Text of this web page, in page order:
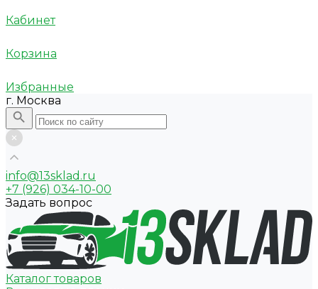
Кабинет
Корзина
Избранные
г. Москва
info@13sklad.ru
+7 (926) 034-10-00
Задать вопрос
Каталог товаров